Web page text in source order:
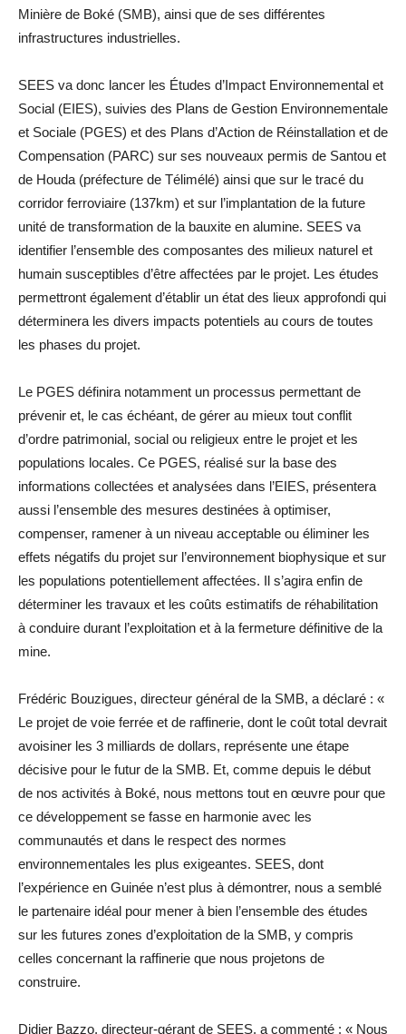
Minière de Boké (SMB), ainsi que de ses différentes
infrastructures industrielles.
SEES va donc lancer les Études d’Impact Environnemental et
Social (EIES), suivies des Plans de Gestion Environnementale
et Sociale (PGES) et des Plans d’Action de Réinstallation et de
Compensation (PARC) sur ses nouveaux permis de Santou et
de Houda (préfecture de Télimélé) ainsi que sur le tracé du
corridor ferroviaire (137km) et sur l’implantation de la future
unité de transformation de la bauxite en alumine. SEES va
identifier l’ensemble des composantes des milieux naturel et
humain susceptibles d’être affectées par le projet. Les études
permettront également d’établir un état des lieux approfondi qui
déterminera les divers impacts potentiels au cours de toutes
les phases du projet.
Le PGES définira notamment un processus permettant de
prévenir et, le cas échéant, de gérer au mieux tout conflit
d’ordre patrimonial, social ou religieux entre le projet et les
populations locales. Ce PGES, réalisé sur la base des
informations collectées et analysées dans l’EIES, présentera
aussi l’ensemble des mesures destinées à optimiser,
compenser, ramener à un niveau acceptable ou éliminer les
effets négatifs du projet sur l’environnement biophysique et sur
les populations potentiellement affectées. Il s’agira enfin de
déterminer les travaux et les coûts estimatifs de réhabilitation
à conduire durant l’exploitation et à la fermeture définitive de la
mine.
Frédéric Bouzigues, directeur général de la SMB, a déclaré : «
Le projet de voie ferrée et de raffinerie, dont le coût total devrait
avoisiner les 3 milliards de dollars, représente une étape
décisive pour le futur de la SMB. Et, comme depuis le début
de nos activités à Boké, nous mettons tout en œuvre pour que
ce développement se fasse en harmonie avec les
communautés et dans le respect des normes
environnementales les plus exigeantes. SEES, dont
l’expérience en Guinée n’est plus à démontrer, nous a semblé
le partenaire idéal pour mener à bien l’ensemble des études
sur les futures zones d’exploitation de la SMB, y compris
celles concernant la raffinerie que nous projetons de
construire.
Didier Bazzo, directeur-gérant de SEES, a commenté : « Nous